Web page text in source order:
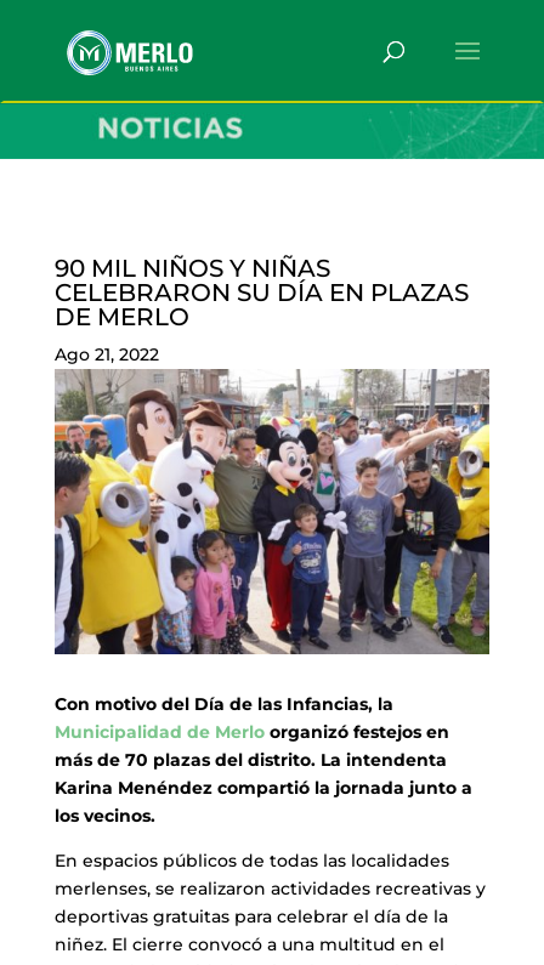
90 MIL NIÑOS Y NIÑAS
CELEBRARON SU DÍA EN PLAZAS
DE MERLO
Ago 21, 2022
Con motivo del Día de las Infancias, la
Municipalidad de Merloorganizó festejos en
más de 70 plazas del distrito. La intendenta
Karina Menéndez compartió la jornada junto a
los vecinos.
En espacios públicos de todas las localidades
merlenses, se realizaron actividades recreativas y
deportivas gratuitas para celebrar el día de la
niñez. El cierre convocó a una multitud en el